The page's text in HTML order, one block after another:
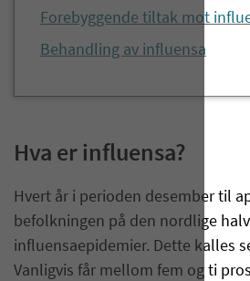
Forebyggende tiltak mot
Behandling av influensa
Hva er influensa?
Hvert år i perioden desember til
befolkningen på den nordlige
influensaepidemier. Dette kalles
Vanligvis får mellom fem og ti